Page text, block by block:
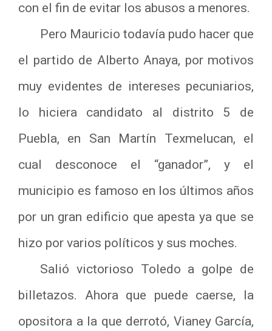
con el fin de evitar los abusos a menores.
Pero Mauricio todavía pudo hacer que
el partido de Alberto Anaya, por motivos
muy evidentes de intereses pecuniarios,
lo hiciera candidato al distrito 5 de
Puebla, en San Martín Texmelucan, el
cual desconoce el “ganador”, y el
municipio es famoso en los últimos años
por un gran edificio que apesta ya que se
hizo por varios políticos y sus moches.
Salió victorioso Toledo a golpe de
billetazos. Ahora que puede caerse, la
opositora a la que derrotó, Vianey García,